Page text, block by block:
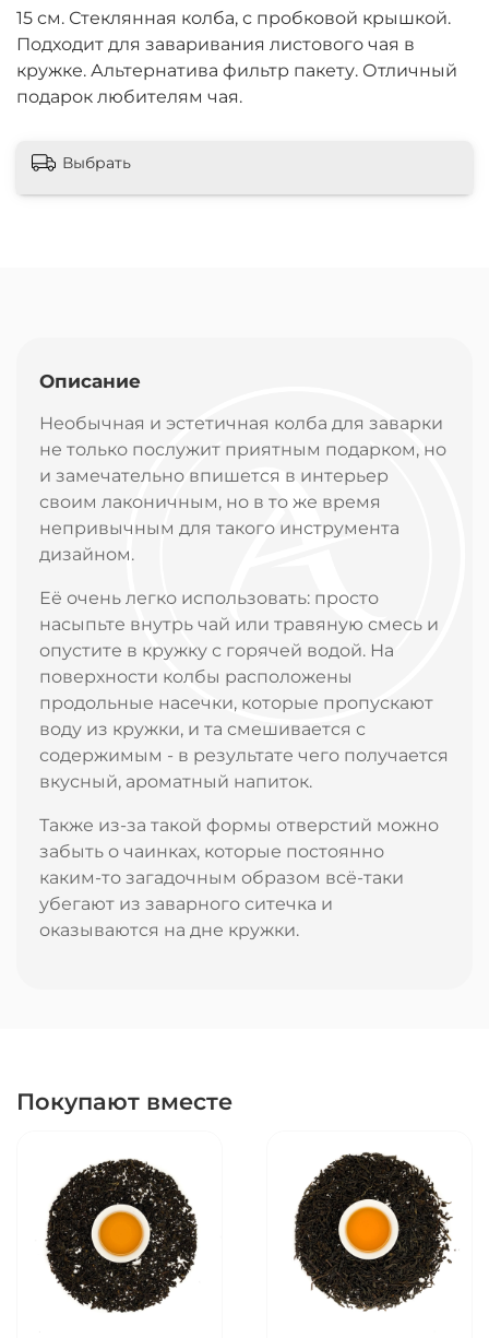
15 см. Стеклянная колба, с пробковой крышкой.
Подходит для заваривания листового чая в
кружке. Альтернатива фильтр пакету. Отличный
подарок любителям чая.
Выбрать
Описание
Необычная и эстетичная колба для заварки
не только послужит приятным подарком, но
и замечательно впишется в интерьер
своим лаконичным, но в то же время
непривычным для такого инструмента
дизайном.
Её очень легко использовать: просто
насыпьте внутрь чай или травяную смесь и
опустите в кружку с горячей водой. На
поверхности колбы расположены
продольные насечки, которые пропускают
воду из кружки, и та смешивается с
содержимым - в результате чего получается
вкусный, ароматный напиток.
Также из-за такой формы отверстий можно
забыть о чаинках, которые постоянно
каким-то загадочным образом всё-таки
убегают из заварного ситечка и
оказываются на дне кружки.
Покупают вместе